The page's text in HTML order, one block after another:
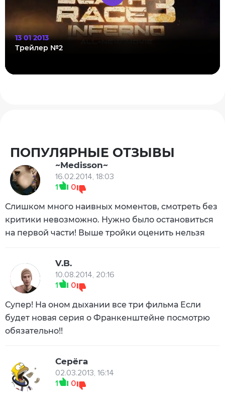
13 01 2013
Трейлер №2
ПОПУЛЯРНЫЕ ОТЗЫВЫ
~Medisson~
16.02.2014, 18:03
1
0
Слишком много наивных моментов, смотреть без
критики невозможно. Нужно было остановиться
на первой части! Выше тройки оценить нельзя
V.B.
10.08.2014, 20:16
1
0
Супер! На оном дыхании все три фильма Если
будет новая серия о Франкенштейне посмотрю
обязательно!!
Серёга
02.03.2013, 16:14
1
0